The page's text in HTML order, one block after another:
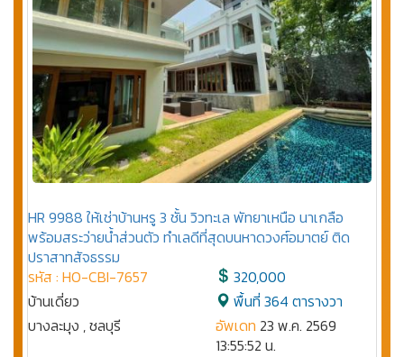
HR 9988 ให้เช่าบ้านหรู 3 ชั้น วิวทะเล พัทยาเหนือ นาเกลือ
พร้อมสระว่ายน้ำส่วนตัว ทำเลดีที่สุดบนหาดวงศ์อมาตย์ ติด
ปราสาทสัจธรรม
รหัส : HO-CBI-7657
บ้านเดี่ยว
บางละมุง , ชลบุรี
320,000
พื้นที่ 364 ตารางวา
อัพเดท 23 พ.ค. 2569
13:55:52 น.